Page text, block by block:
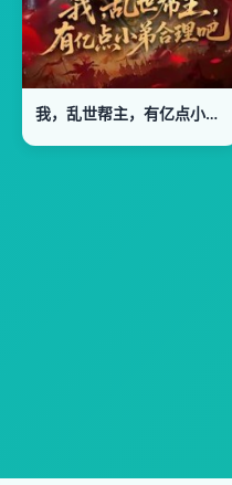
我，乱世帮主，有亿点小弟合理吧